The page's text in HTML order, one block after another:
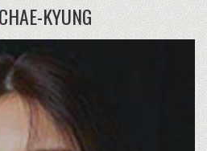
KYUNG